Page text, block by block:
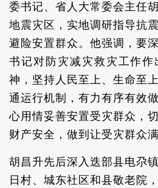
委书记、省人大常委会主任
地震灾区，实地调研指导抗
避险安置群众。他强调，要
书记对防灾减灾救灾工作
神，坚持人民至上、生命至
通运行机制，有力有序有效
心用情妥善安置受灾群众，
财产安全，做到让受灾群众满
胡昌升先后深入迭部县电尕
日村、城东社区和县敬老院